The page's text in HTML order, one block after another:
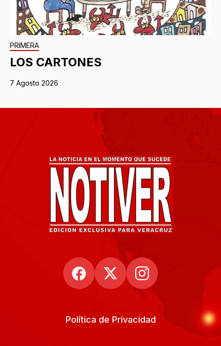
PRIMERA
LOS CARTONES
7 Agosto 2026
Política de Privacidad